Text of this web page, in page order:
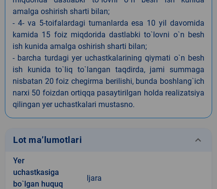
amalga oshirish sharti bilan;
- 4- va 5-toifalardagi tumanlarda esa 10 yil davomida
kamida 15 foiz miqdorida dastlabki to`lovni o`n besh
ish kunida amalga oshirish sharti bilan;
- barcha turdagi yer uchastkalarining qiymati o`n besh
ish kunida to`liq to`langan taqdirda, jami summaga
nisbatan 20 foiz chegirma berilishi, bunda boshlang`ich
narxi 50 foizdan ortiqqa pasaytirilgan holda realizatsiya
qilingan yer uchastkalari mustasno.
Lot ma’lumotlari keyboard_arrow_down
Yer
uchastkasiga
bo`lgan huquq
Ijara